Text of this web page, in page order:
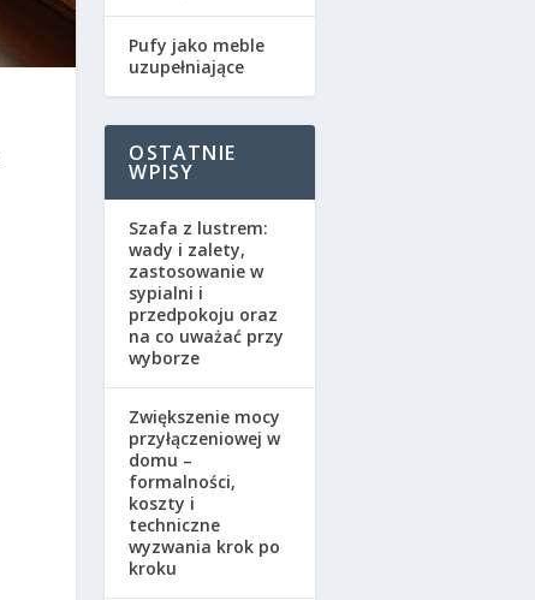
Pufy jako meble
uzupełniające
OSTATNIE
WPISY
Szafa z lustrem:
wady i zalety,
zastosowanie w
sypialni i
przedpokoju oraz
na co uważać przy
wyborze
Zwiększenie mocy
przyłączeniowej w
domu –
formalności,
koszty i
techniczne
wyzwania krok po
kroku